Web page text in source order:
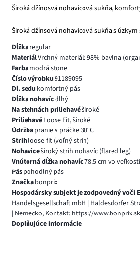
Široká džínosvá nohavicová sukňa,
Široká džínsová nohavicová sukňa s
Dĺžkaregular
MateriálVrchný materiál: 98% bavlna
Farbamodrá stone
Číslo výrobku91189095
Dĺ. sedu komfortný pás
Dĺžka nohavícdlhý
Na stehnách priliehavéširoké
PriliehavéLoose Fit, široké
Údržbapranie v práčke 30°C
Strihloose-fit (voľný strih)
Nohaviceširoký strih nohavíc (flared leg)
Vnútorná dĺžka nohavíc78.5 cm vo
Páspohodlný pás
Značkabonprix
Hospodársky subjekt je zodpovedný voči
Handelsgesellschaft mbH | Haldesdorfer
| Nemecko, Kontakt: https://
Doplňujúce informácie